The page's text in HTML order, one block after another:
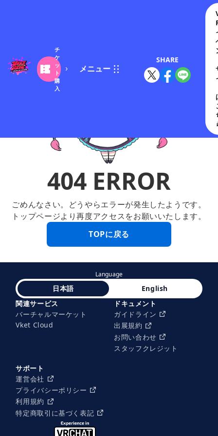
チ
ケ
ッ
ト
購
入
メニュー
SHARE
404 ERROR
ごめんなさい。どうやらエラーが発生したようです。
トップページより再度アクセスをお願いいたします。
TOPに戻る
Language
日本語
English
関連サービス
バーチャルマーケット
Vket Cloud
ドキュメント
ガイドライン
出展規約
お問い合わせ
スタッフクレジット
サポート
運営会社
プライバシーポリシー
利用規約
特定商取引に基づく表記